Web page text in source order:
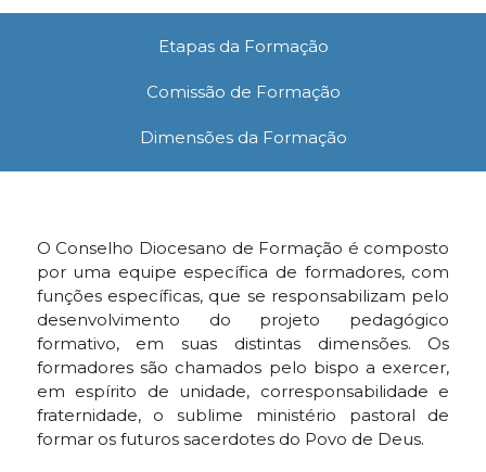
Etapas da Formação
Comissão de Formação
Dimensões da Formação
O Conselho Diocesano de Formação é composto
por uma equipe específica de formadores, com
funções específicas, que se responsabilizam pelo
desenvolvimento do projeto pedagógico
formativo, em suas distintas dimensões. Os
formadores são chamados pelo bispo a exercer,
em espírito de unidade, corresponsabilidade e
fraternidade, o sublime ministério pastoral de
formar os futuros sacerdotes do Povo de Deus.